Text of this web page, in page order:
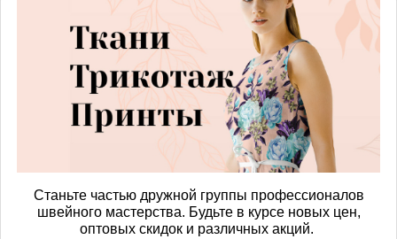
арт.4287709_poplin
Ткань поплин листья простые
Получить доступ к оптовым ценам
814.00 руб
В корзину
Изменить масштаб
Станьте частью дружной группы профессионалов
швейного мастерства. Будьте в курсе новых цен,
оптовых скидок и различных акций.